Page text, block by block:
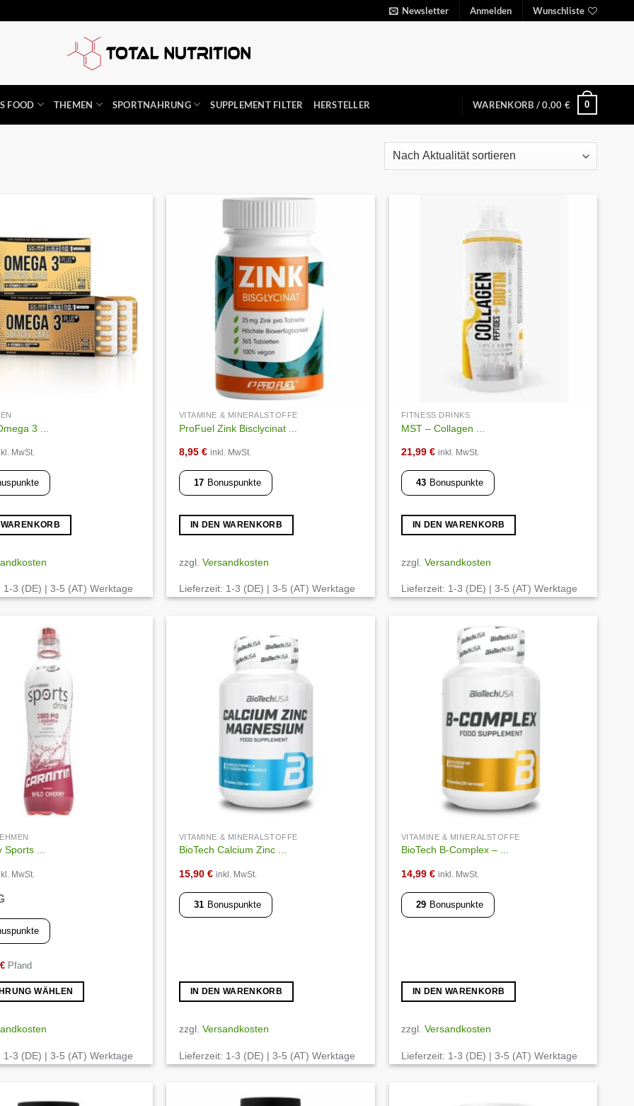
Newsletter Anmelden Wunschliste
FOOD THEMEN SPORTNAHRUNG SUPPLEMENT FILTER HERSTELLER WARENKORB /0,00 € 0
3 ...
MwSt.
WARENKORB
1-3 (DE) | 3-5 (AT) Werktage
VITAMINE & MINERALSTOFFE
ProFuel Zink Bisclycinat ...
8,95 € inkl. MwSt.
17 Bonuspunkte
IN DEN WARENKORB
zzgl. Versandkosten
Lieferzeit: 1-3 (DE) | 3-5 (AT) Werktage
FITNESS DRINKS
MST – Collagen ...
21,99 € inkl. MwSt.
43 Bonuspunkte
IN DEN WARENKORB
zzgl. Versandkosten
Lieferzeit: 1-3 (DE) | 3-5 (AT) Werktage
Sports ...
MwSt.
€Pfand
WÄHLEN
1-3 (DE) | 3-5 (AT) Werktage
VITAMINE & MINERALSTOFFE
BioTech Calcium Zinc ...
15,90 € inkl. MwSt.
31 Bonuspunkte
IN DEN WARENKORB
zzgl. Versandkosten
Lieferzeit: 1-3 (DE) | 3-5 (AT) Werktage
VITAMINE & MINERALSTOFFE
BioTech B-Complex – ...
14,99 € inkl. MwSt.
29 Bonuspunkte
IN DEN WARENKORB
zzgl. Versandkosten
Lieferzeit: 1-3 (DE) | 3-5 (AT) Werktage